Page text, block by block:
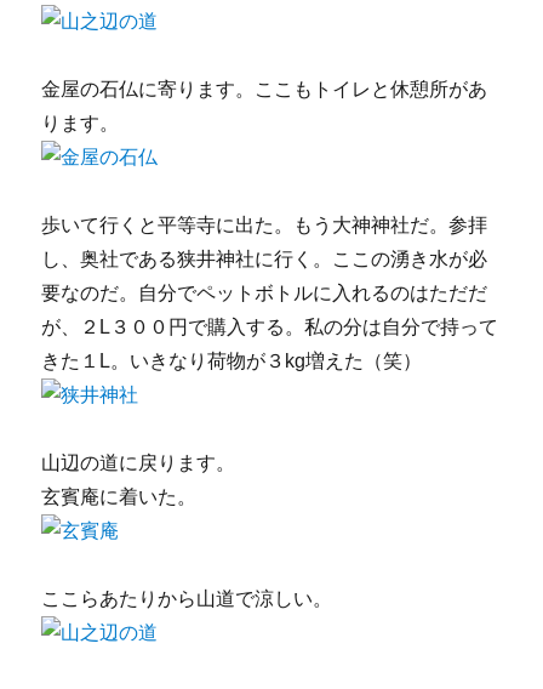
金屋の石仏に寄ります。ここもトイレと休憩所があ
ります。
歩いて行くと平等寺に出た。もう大神神社だ。参拝
し、奥社である狭井神社に行く。ここの湧き水が必
要なのだ。自分でペットボトルに入れるのはただだ
が、２L３００円で購入する。私の分は自分で持って
きた１L。いきなり荷物が３kg増えた（笑）
山辺の道に戻ります。
玄賓庵に着いた。
ここらあたりから山道で涼しい。